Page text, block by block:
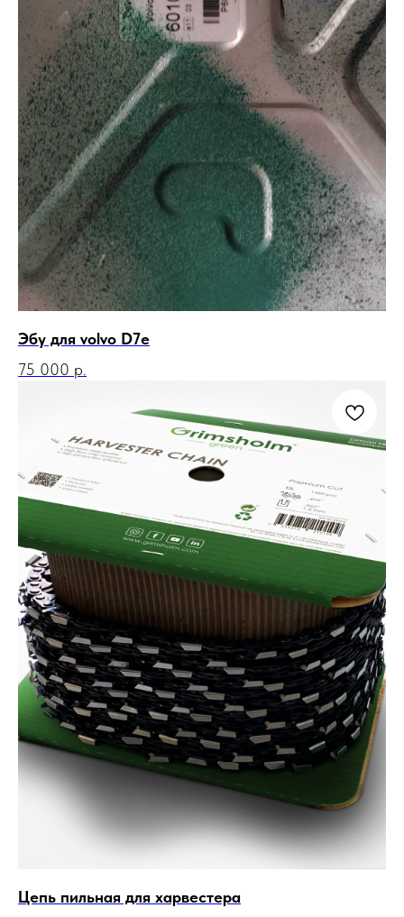
Эбу для volvo D7e
75 000 р.
Цепь пильная для харвестера